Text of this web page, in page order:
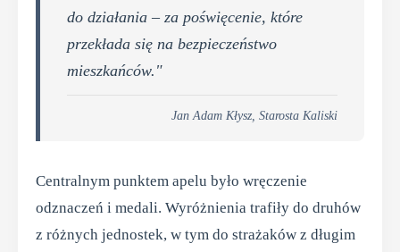
do działania – za poświęcenie, które
przekłada się na bezpieczeństwo
mieszkańców."
Jan Adam Kłysz, Starosta Kaliski
Centralnym punktem apelu było wręczenie
odznaczeń i medali. Wyróżnienia trafiły do druhów
z różnych jednostek, w tym do strażaków z długim